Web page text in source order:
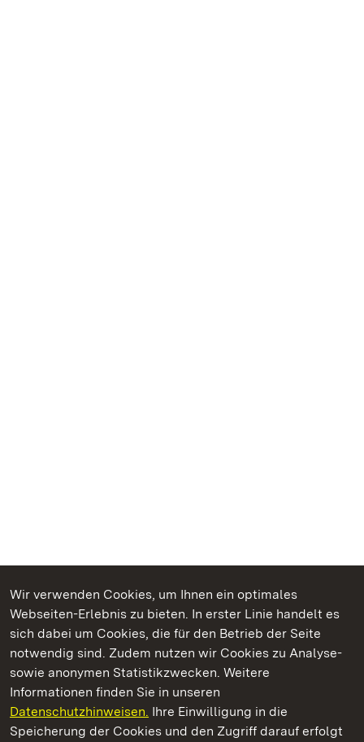
Wir verwenden Cookies, um Ihnen ein optimales
Webseiten-Erlebnis zu bieten. In erster Linie handelt es
sich dabei um Cookies, die für den Betrieb der Seite
notwendig sind. Zudem nutzen wir Cookies zu Analyse-
sowie anonymen Statistikzwecken. Weitere
Informationen finden Sie in unseren
Datenschutzhinweisen. Ihre Einwilligung in die
Speicherung der Cookies und den Zugriff darauf erfolgt
Kommen. Staunen. Genießen.
Residenzschloss Ludwigsburg